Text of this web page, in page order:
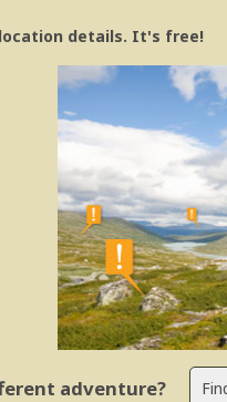
details. It's free!
adventure?